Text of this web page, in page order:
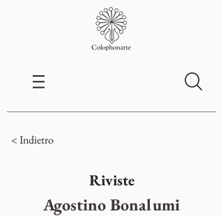
< Indietro
Riviste
Agostino Bonalumi